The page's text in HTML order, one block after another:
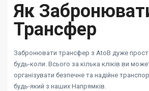
Як
Трансфер
Забронювати трансфер з AtoB дуже
будь-коли. Всього за кілька кліків ви
організувати безпечне та надійне
будь-який з наших Напрямків.